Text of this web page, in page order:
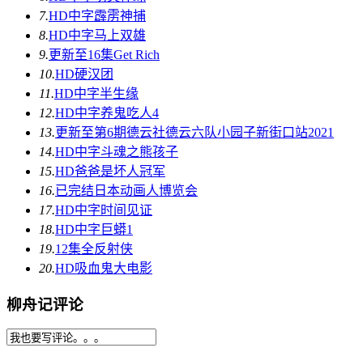
7.HD中字霹雳神捕
8.HD中字马上双雄
9.更新至16集Get Rich
10.HD硬汉团
11.HD中字半生缘
12.HD中字养鬼吃人4
13.更新至第6期德云社德云六队小园子新街口站2021
14.HD中字斗魂之熊孩子
15.HD爸爸是坏人冠军
16.已完结 日本动画人博览会
17.HD中字时间见证
18.HD中字 巨蟒1
19.12集全反射侠
20.HD吸血鬼大电影
柳舟记评论